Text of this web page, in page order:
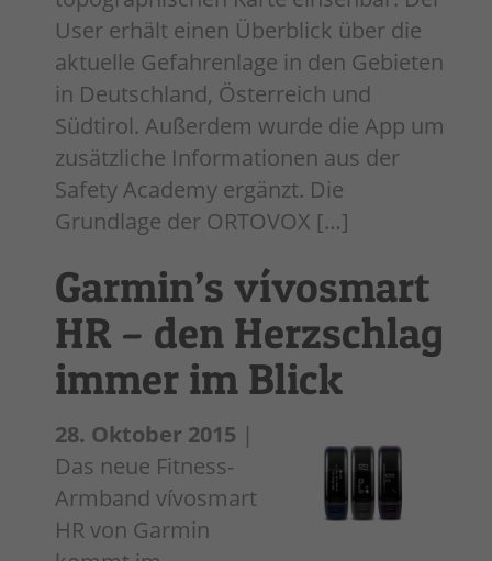
User erhält einen Überblick über die
aktuelle Gefahrenlage in den Gebieten
in Deutschland, Österreich und
Südtirol. Außerdem wurde die App um
zusätzliche Informationen aus der
Safety Academy ergänzt. Die
Grundlage der ORTOVOX […]
Garmin’s vívosmart
HR – den Herzschlag
immer im Blick
28. Oktober 2015 |
Das neue Fitness-
Armband vívosmart
HR von Garmin